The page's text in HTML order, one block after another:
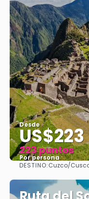
Desde
US$223
223 puntos
Por persona
DESTINO:Cuzco/